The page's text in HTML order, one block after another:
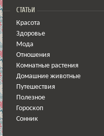
СТАТЬИ
Красота
Здоровье
Мода
Отношения
Комнатные растения
Домашние животные
Путешествия
Полезное
Гороскоп
Сонник